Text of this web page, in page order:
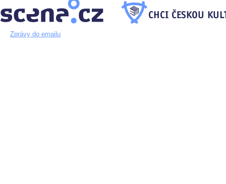
Zprávy do emailu